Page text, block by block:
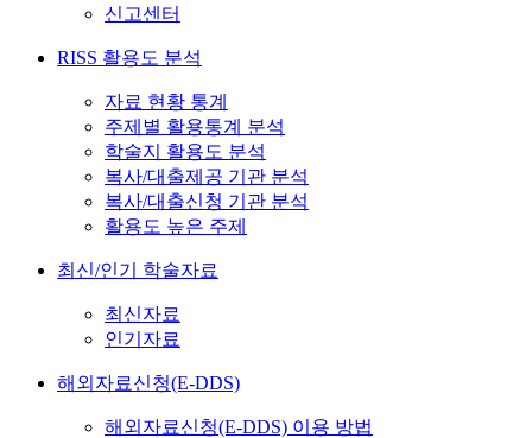
신고센터
RISS 활용도 분석
자료 현황 통계
주제별 활용통계 분석
학술지 활용도 분석
복사/대출제공 기관 분석
복사/대출신청 기관 분석
활용도 높은 주제
최신/인기 학술자료
최신자료
인기자료
해외자료신청(E-DDS)
해외자료신청(E-DDS) 이용 방법